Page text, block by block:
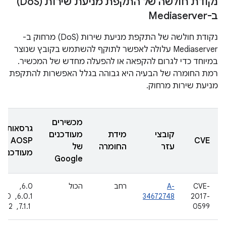
ב-Mediaserver
נקודת חולשה של התקפת מניעת שירות (DoS) מרחוק ב-
Mediaserver עלולה לאפשר לתוקף להשתמש בקובץ שנוצר
במיוחד כדי לגרום להקפאה או להפעלה מחדש של המכשיר.
רמת החומרה של הבעיה היא גבוהה בגלל האפשרות להתקפת
מניעת שירות מרחוק.
CVE
קובצי
עזר
מידת
החומרה
מכשירים
מעודכנים
של
Google
גרסאות
AOSP
CVE-
2017-
0599
A-
34672748
רחב הכול
6.0, ‏